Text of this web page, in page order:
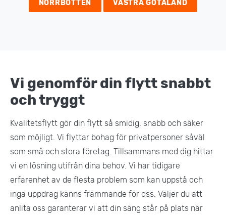
Arbetsmiljöpolicy
Trafikpolicy
Bortforsling av möbler
Möbeltransport
Moped och motorcykelflytt
Utlandsflytt
Budtransporter
Arkivflytt
Internationell företagsflytt
NORRBOTTEN VÄSTRA GÖTALAND
Vi genomför din flytt snabbt
och tryggt
Kvalitetsflytt gör din flytt så smidig, snabb och säker
som möjligt. Vi flyttar bohag för privatpersoner såväl
som små och stora företag. Tillsammans med dig hittar
vi en lösning utifrån dina behov. Vi har tidigare
erfarenhet av de flesta problem som kan uppstå och
inga uppdrag känns främmande för oss. Väljer du att
anlita oss garanterar vi att din säng står på plats när